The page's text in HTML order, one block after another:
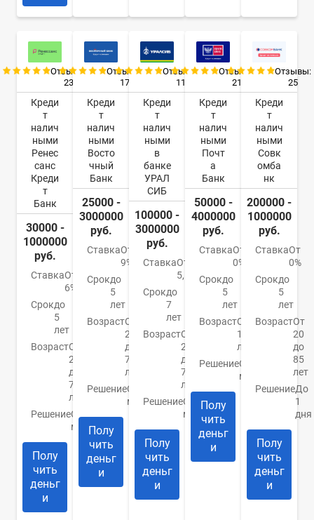
Отзывы:
23
Креди
т
налич
ными
Ренес
санс
Креди
т
Банк
30000 -
1000000
руб.
СтавкаОт
6%
Срокдо
5
лет
ВозрастОт
20
до
70
лет
РешениеОт 1
минуты
Полу
чить
деньг
и
Отзывы:
17
Креди
т
налич
ными
Восто
чный
Банк
25000 -
3000000
руб.
СтавкаОт
9%
Срокдо
5
лет
ВозрастОт
21
до
76
лет
РешениеОт 30
минут
Полу
чить
деньг
и
Отзывы:
11
Креди
т
налич
ными
в
банке
УРАЛ
СИБ
100000 -
3000000
руб.
СтавкаОт
5,5%
Срокдо
7
лет
ВозрастОт
23
до
70
лет
РешениеОт 10
минут
Полу
чить
деньг
и
Отзывы:
21
Креди
т
налич
ными
Почт
а
Банк
50000 -
4000000
руб.
СтавкаОт
0%
Срокдо
5
лет
ВозрастОт
18
лет
РешениеОт 1
минуты
Полу
чить
деньг
и
Отзывы:
25
Креди
т
налич
ными
Совк
омба
нк
200000 -
1000000
руб.
СтавкаОт
0%
Срокдо
5
лет
ВозрастОт
20
до
85
лет
РешениеДо
1
дня
Полу
чить
деньг
и